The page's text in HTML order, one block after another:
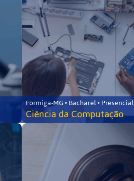
Formiga-MG • Bacharel • Presencial
Ciência da Computação